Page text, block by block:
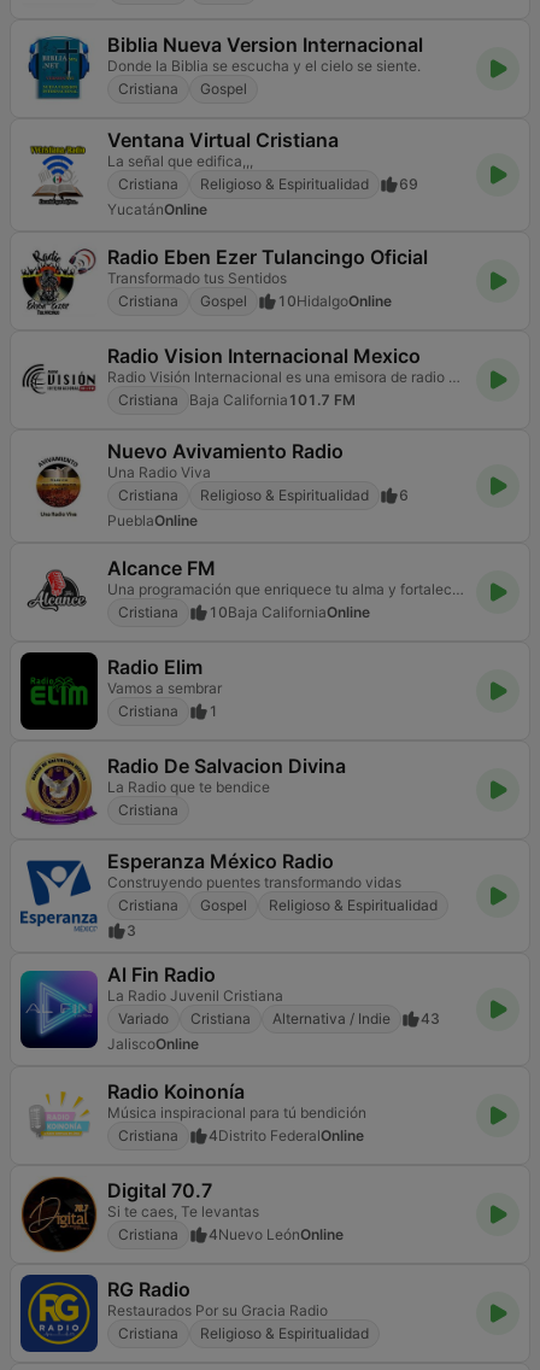
Biblia Nueva Version Internacional
Donde la Biblia se escucha y el cielo se siente.
Cristiana
Gospel
Ventana Virtual Cristiana
La señal que edifica,,,
Cristiana
Religioso & Espiritualidad
69
YucatánOnline
Radio Eben Ezer Tulancingo Oficial
Transformado tus Sentidos
Cristiana
Gospel 10HidalgoOnline
Radio Vision Internacional Mexico
Radio Visión Internacional es una emisora de radio adventista que transmite en FM en la ciudad de Ba
Cristiana
Baja California 101.7 FM
Nuevo Avivamiento Radio
Una Radio Viva
Cristiana
Religioso & Espiritualidad
6
PueblaOnline
Alcance FM
Una programación que enriquece tu alma y fortalece tu espíritu
Cristiana
10Baja CaliforniaOnline
Radio Elim
Vamos a sembrar
Cristiana
1
Radio De Salvacion Divina
La Radio que te bendice
Cristiana
Esperanza México Radio
Construyendo puentes transformando vidas
Cristiana
Gospel
Religioso & Espiritualidad
3
Al Fin Radio
La Radio Juvenil Cristiana
Variado
Cristiana Alternativa / Indie
43
JaliscoOnline
Radio Koinonía
Música inspiracional para tú bendición
Cristiana
4Distrito FederalOnline
Digital 70.7
Si te caes, Te levantas
Cristiana
4Nuevo LeónOnline
RG Radio
Restaurados Por su Gracia Radio
Cristiana
Religioso & Espiritualidad